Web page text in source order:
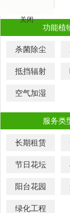
关闭
功能植
杀菌除尘
抵挡辐射
空气加湿
服务类
长期租赁
节日花坛
阳台花园
绿化工程